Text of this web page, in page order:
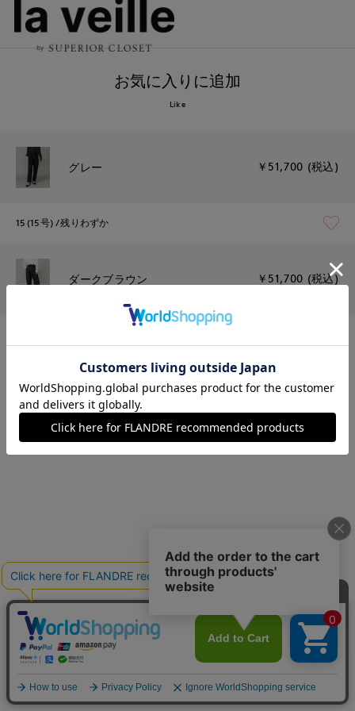
お気に入りに追加
Like
グレー ￥51,700 (税込)
15(15号) 残りわずか
ダークブラウン ￥51,700 (税込)